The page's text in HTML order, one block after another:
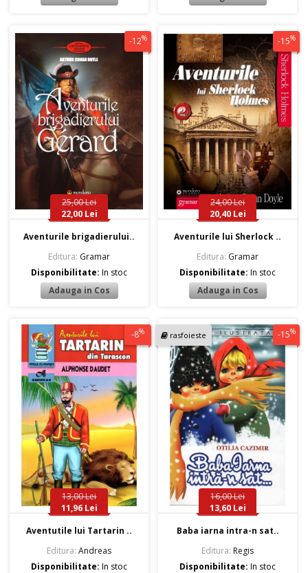
-12%
25,00 Lei
22,00 Lei
Aventurile brigadierului..
Editura: Gramar
Disponibilitate:In stoc
-15%
24,00 Lei
20,40 Lei
Aventurile lui Sherlock ..
Editura: Gramar
Disponibilitate:In stoc
-8%
13,00 Lei
11,96 Lei
Aventutile lui Tartarin ..
Editura: Andreas
Disponibilitate:In stoc
rasfoieste -15%
16,00 Lei
13,60 Lei
Baba iarna intra-n sat..
Editura: Regis
Disponibilitate:In stoc